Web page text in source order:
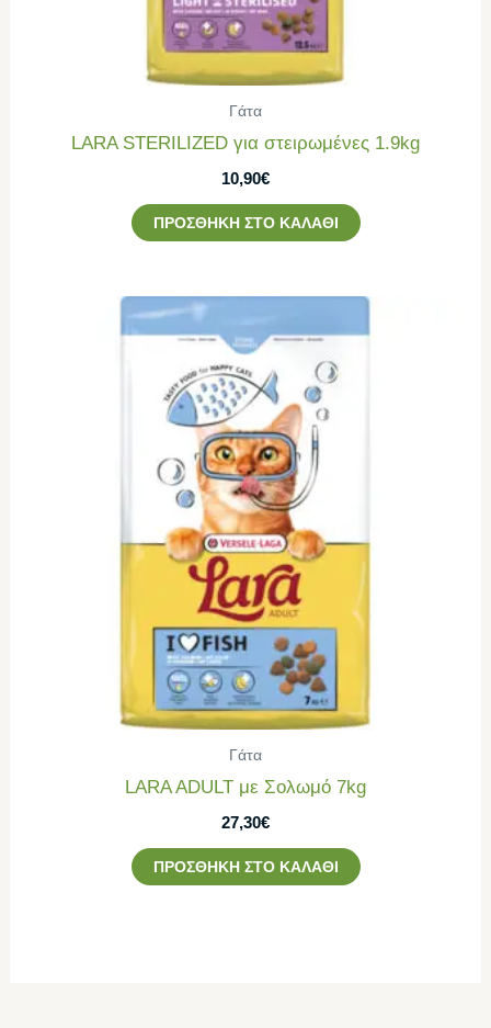
Γάτα
LARA STERILIZED για στειρωμένες 1.9kg
10,90€
ΠΡΟΣΘΉΚΗ ΣΤΟ ΚΑΛΆΘΙ
Γάτα
LARA ADULT με Σολωμό 7kg
27,30€
ΠΡΟΣΘΉΚΗ ΣΤΟ ΚΑΛΆΘΙ